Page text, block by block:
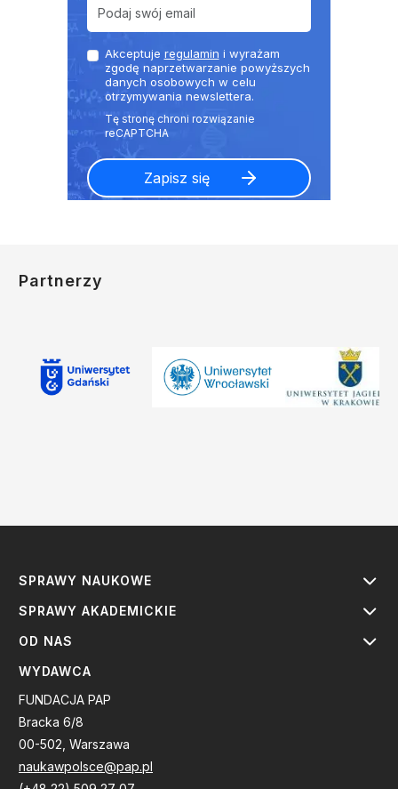
Akceptuje regulamin i wyrażam
zgodę naprzetwarzanie powyższych
danych osobowych w celu
otrzymywania newslettera.
Partnerzy
SPRAWY NAUKOWE
SPRAWY AKADEMICKIE
OD NAS
WYDAWCA
FUNDACJA PAP
Bracka 6/8
00-502, Warszawa
naukawpolsce@pap.pl